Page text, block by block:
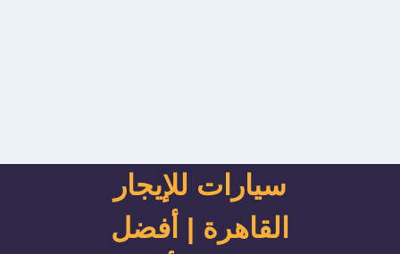
سيارات للإيجار
القاهرة | أفضل